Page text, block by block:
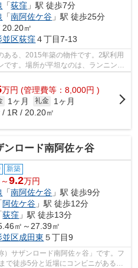
「荻窪 」駅 徒歩7分
「南阿佐ケ谷 」駅 徒歩25分
㎡
並区荻窪４丁目7-13
ある、2015年築の物件です。2駅利用
す。場所が平坦なのは、ランニング
万円 (管理費等：8,000円 )
1ヶ月 礼金
1ヶ月
/ 1R / 20.20㎡
ンロード南阿佐ヶ谷
新築
9.2万円
「南阿佐ケ谷 」駅 徒歩9分
阿佐ケ谷 」駅 徒歩12分
荻窪 」駅 徒歩13分
㎡～27.39㎡
並区成田東 ５丁目9
サザンロード南阿佐ヶ谷」です。フ
で徒歩5分と近場にコンビニがあるの